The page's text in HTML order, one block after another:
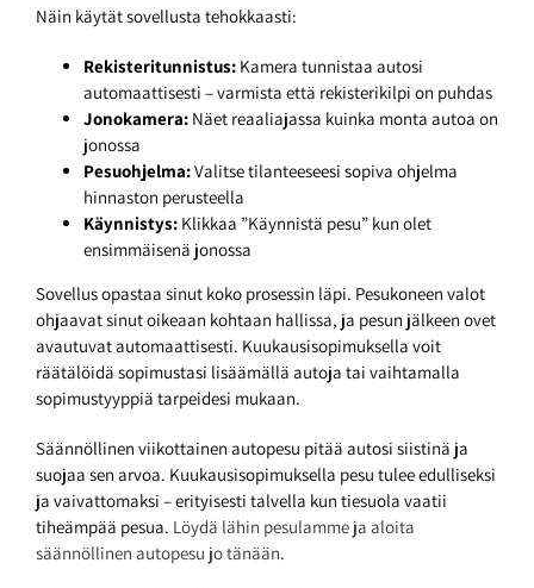
Näin käytät sovellusta tehokkaasti:
Rekisteritunnistus: Kamera tunnistaa autosi
automaattisesti – varmista että rekisterikilpi on puhdas
Jonokamera: Näet reaaliajassa kuinka monta autoa on
jonossa
Pesuohjelma:Valitse tilanteeseesi sopiva ohjelma
hinnaston perusteella
Käynnistys: Klikkaa ”Käynnistä pesu” kun olet
ensimmäisenä jonossa
Sovellus opastaa sinut koko prosessin läpi. Pesukoneen valot
ohjaavat sinut oikeaan kohtaan hallissa, ja pesun jälkeen ovet
avautuvat automaattisesti. Kuukausisopimuksella voit
räätälöidä sopimustasi lisäämällä autoja tai vaihtamalla
sopimustyyppiä tarpeidesi mukaan.
Säännöllinen viikottainen autopesu pitää autosi siistinä ja
suojaa sen arvoa. Kuukausisopimuksella pesu tulee edulliseksi
ja vaivattomaksi – erityisesti talvella kun tiesuola vaatii
tiheämpää pesua. Löydä lähin pesulamme ja aloita
säännöllinen autopesu jo tänään.